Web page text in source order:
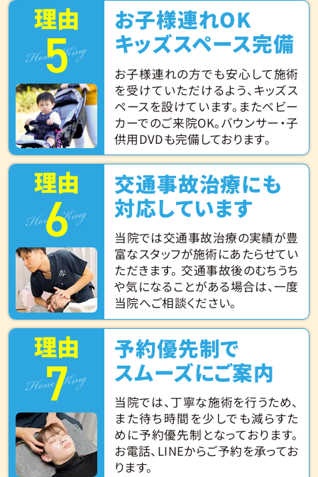
理由
5
Hone King
お子様連れOK
キッズスペース完備
お子様連れの方でも安心して施術
を受けていただけるよう、キッズス
ペースを設けています。またベビー
カーでのご来院OK。バウンサー・子
供用DVDも完備しております。
理由
6
Hone King
交通事故治療にも
対応しています
当院では交通事故治療の実績が豊
富なスタッフが施術にあたらせてい
ただきます。 交通事故後のむちうち
や気になることがある場合は、一度
当院へご相談ください。
理由
7
Hone King
予約優先制で
スムーズにご案内
当院では、丁寧な施術を行うため、
また待ち時間を少しでも減らすた
めに予約優先制となっております。
お電話、LINEからご予約を承ってお
ります。